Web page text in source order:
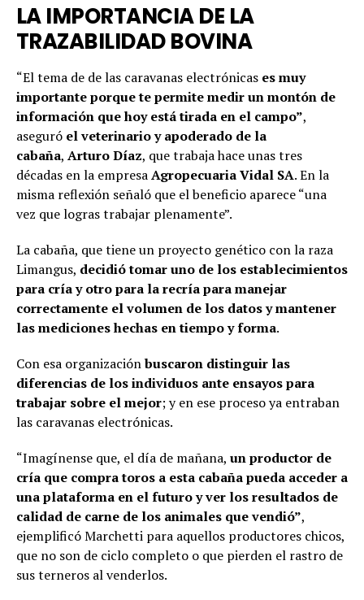
LA IMPORTANCIA DE LA
TRAZABILIDAD BOVINA
“El tema de de las caravanas electrónicas es muy
importante porque te permite medir un montón de
información que hoy está tirada en el campo”,
aseguró el veterinario y apoderado de la
cabaña, Arturo Díaz, que trabaja hace unas tres
décadas en la empresaAgropecuaria Vidal SA. En la
misma reflexión señaló que el beneficio aparece “una
vez que logras trabajar plenamente”.
La cabaña, que tiene un proyecto genético con la raza
Limangus, decidió tomar uno de los establecimientos
para cría y otro para la recría para manejar
correctamente el volumen de los datos y mantener
las mediciones hechas en tiempo y forma.
Con esa organizaciónbuscaron distinguir las
diferencias de los individuos ante ensayos para
trabajar sobre el mejor; y en ese proceso ya entraban
las caravanas electrónicas.
“Imagínense que, el día de mañana, un productor de
cría que compra toros a esta cabaña pueda acceder a
una plataforma en el futuro y ver los resultados de
calidad de carne de los animales que vendió”,
ejemplificó Marchetti para aquellos productores chicos,
que no son de ciclo completo o que pierden el rastro de
sus terneros al venderlos.